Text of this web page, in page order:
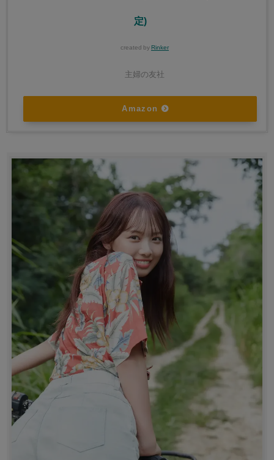
定)
created by Rinker
主婦の友社
Amazon